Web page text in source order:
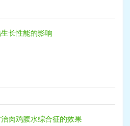
长性能的影响
肉鸡腹水综合征的效果